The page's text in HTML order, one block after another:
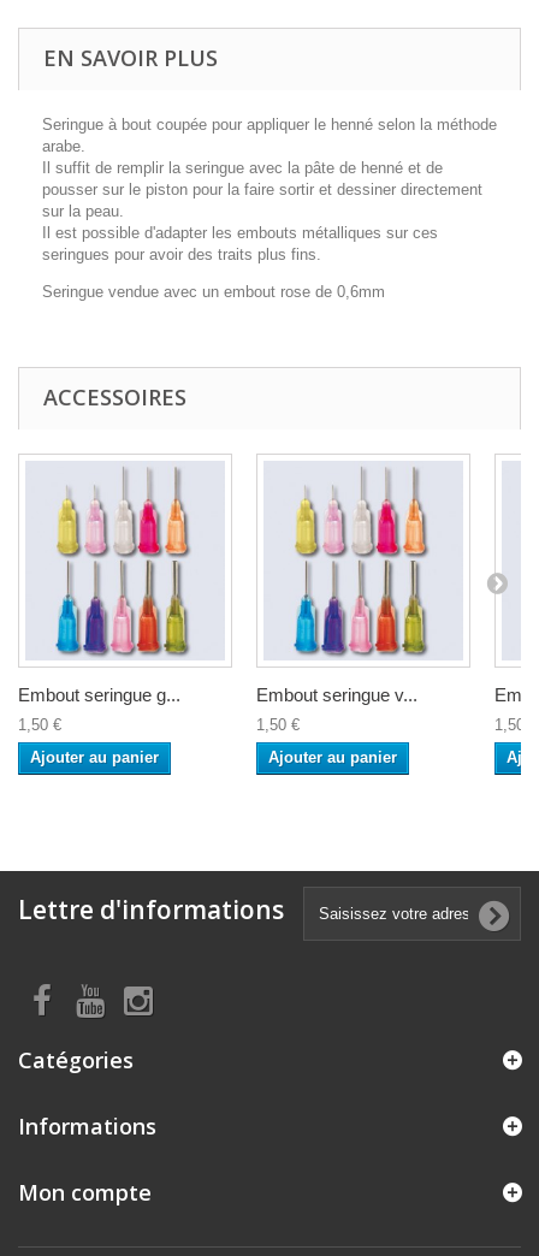
EN SAVOIR PLUS
Seringue à bout coupée pour appliquer le henné selon la méthode
arabe.
Il suffit de remplir la seringue avec la pâte de henné et de
pousser sur le piston pour la faire sortir et dessiner directement
sur la peau.
Il est possible d'adapter les embouts métalliques sur ces
seringues pour avoir des traits plus fins.
Seringue vendue avec un embout rose de 0,6mm
ACCESSOIRES
Embout seringue g...
1,50 €
Ajouter au panier
Embout seringue v...
1,50 €
Ajouter au panier
1,50 €
Lettre d'informations
Catégories
Informations
Mon compte